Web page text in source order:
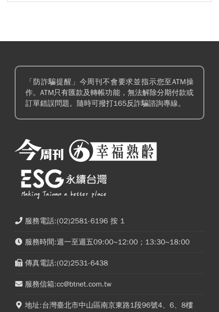
「防詐騙提醒」今周刊不會要求並指示您至ATM操
作。ATM只有匯款及轉帳功能，無法解除分期付款或
訂單錯誤問題。隨時可撥打165反詐騙諮詢專線。
服務電話:(02)2581-6196 按 1
服務時間:週一至週五09:00~12:00；13:30~18:00
傳真電話:(02)2531-6438
服務信箱:cc@btnet.com.tw
地址:台灣臺北市中山區南京東路1段96號4、6、8樓